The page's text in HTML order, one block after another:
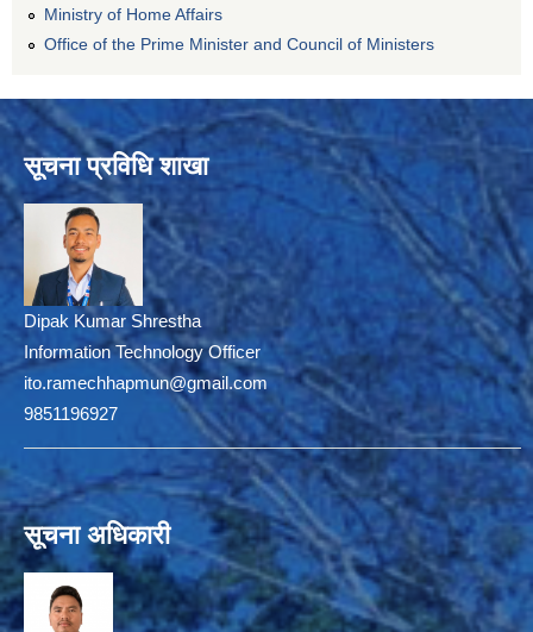
Ministry of Home Affairs
Office of the Prime Minister and Council of Ministers
सूचना प्रविधि शाखा
Dipak Kumar Shrestha
Information Technology Officer
ito.ramechhapmun@gmail.com
9851196927
सूचना अधिकारी